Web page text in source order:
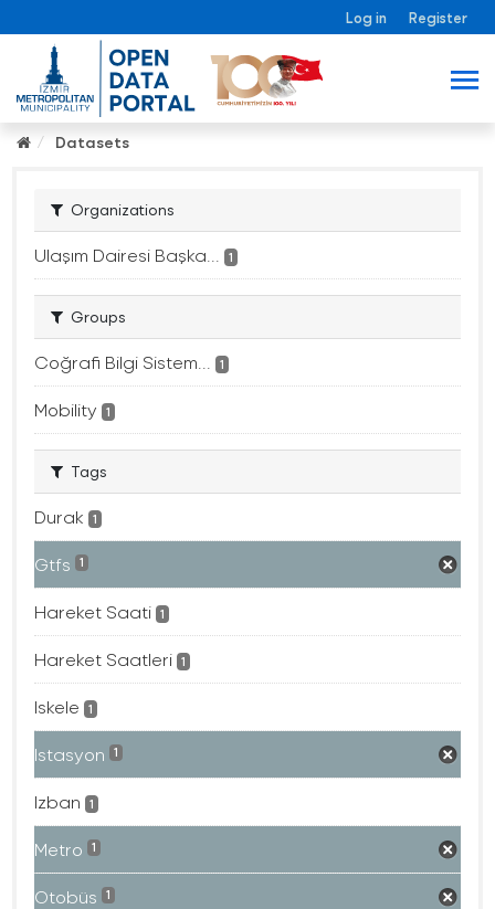
Log in Register
Datasets
Organizations
Ulaşım Dairesi Başka... 1
Groups
Coğrafi Bilgi Sistem... 1
Mobility 1
Tags
Durak 1
Gtfs 1
Hareket Saati 1
Hareket Saatleri 1
Iskele 1
Istasyon 1
Izban 1
Metro 1
Otobüs 1